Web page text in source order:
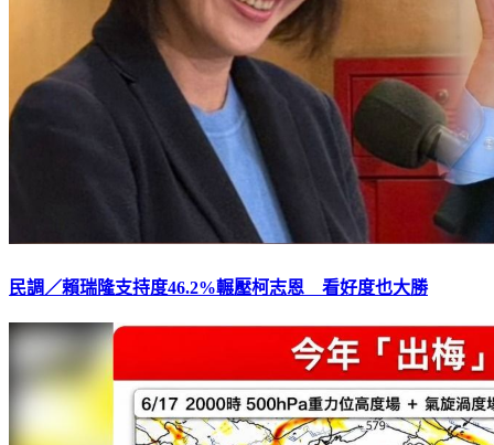
民調／賴瑞隆支持度46.2%輾壓柯志恩 看好度也大勝